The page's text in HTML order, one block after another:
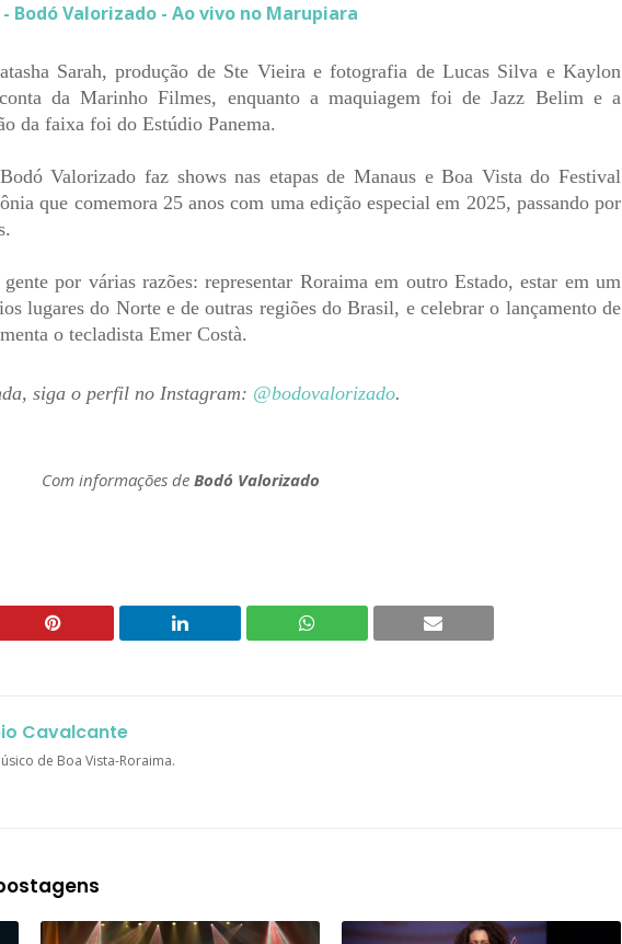
Bodó Valorizado - Ao vivo no Marupiara
Sarah, produção de Ste Vieira e fotografia de Lucas Silva e Kaylon
da Marinho Filmes, enquanto a maquiagem foi de Jazz Belim e a
da faixa foi do Estúdio Panema.
Valorizado faz shows nas etapas de Manaus e Boa Vista do Festival
que comemora 25 anos com uma edição especial em 2025, passando por
por várias razões: representar Roraima em outro Estado, estar em um
lugares do Norte e de outras regiões do Brasil, e celebrar o lançamento de
o tecladista Emer Costà.
siga o perfil no Instagram: @bodovalorizado.
Com informações de Bodó Valorizado
Cavalcante
de Boa Vista-Roraima.